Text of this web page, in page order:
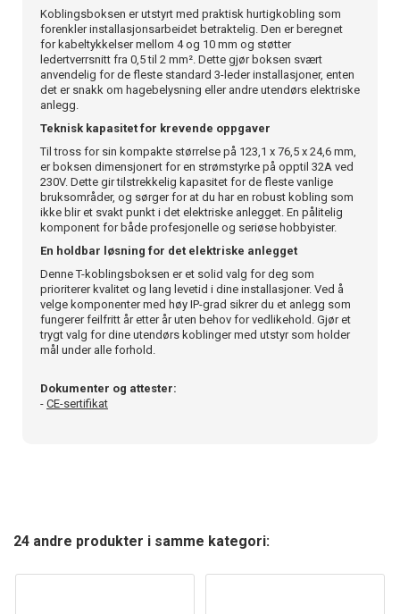
Koblingsboksen er utstyrt med praktisk hurtigkobling som
forenkler installasjonsarbeidet betraktelig. Den er beregnet
for kabeltykkelser mellom 4 og 10 mm og støtter
ledertverrsnitt fra 0,5 til 2 mm². Dette gjør boksen svært
anvendelig for de fleste standard 3-leder installasjoner, enten
det er snakk om hagebelysning eller andre utendørs elektriske
anlegg.
Teknisk kapasitet for krevende oppgaver
Til tross for sin kompakte størrelse på 123,1 x 76,5 x 24,6 mm,
er boksen dimensjonert for en strømstyrke på opptil 32A ved
230V. Dette gir tilstrekkelig kapasitet for de fleste vanlige
bruksområder, og sørger for at du har en robust kobling som
ikke blir et svakt punkt i det elektriske anlegget. En pålitelig
komponent for både profesjonelle og seriøse hobbyister.
En holdbar løsning for det elektriske anlegget
Denne T-koblingsboksen er et solid valg for deg som
prioriterer kvalitet og lang levetid i dine installasjoner. Ved å
velge komponenter med høy IP-grad sikrer du et anlegg som
fungerer feilfritt år etter år uten behov for vedlikehold. Gjør et
trygt valg for dine utendørs koblinger med utstyr som holder
mål under alle forhold.
Dokumenter og attester:
- CE-sertifikat
24 andre produkter i samme kategori: